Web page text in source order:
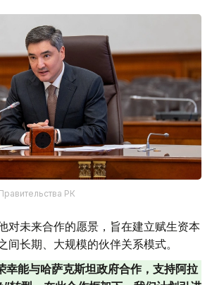
РК
对未来合作的愿景，旨在建立赋生资本
间长期、大规模的伙伴关系模式。
幸能与哈萨克斯坦政府合作，支持阿拉